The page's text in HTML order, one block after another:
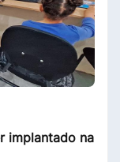
implantado na